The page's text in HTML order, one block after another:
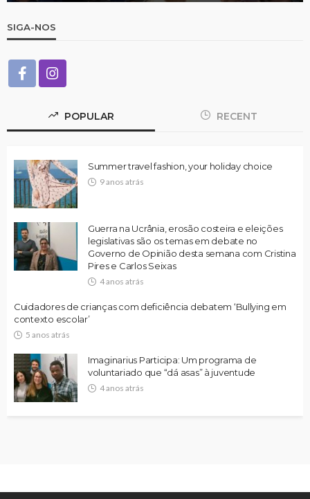
SIGA-NOS
POPULAR RECENT
Summer travel fashion, your holiday choice
9 anos atrás
Guerra na Ucrânia, erosão costeira e eleições
legislativas são os temas em debate no
Governo de Opinião desta semana com Cristina
Pires e Carlos Seixas
4 anos atrás
Cuidadores de crianças com deficiência debatem ‘Bullying em
contexto escolar’
5 anos atrás
Imaginarius Participa: Um programa de
voluntariado que “dá asas” à juventude
4 anos atrás